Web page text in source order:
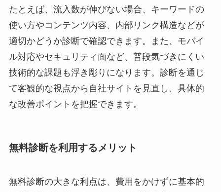
たとえば、流入数が伸びない場合、キーワードの
使い方やコンテンツ内容、内部リンク構造などが
適切かどうか診断で確認できます。また、モバイ
ル対応やセキュリティ面など、普段気づきにくい
技術的な課題も浮き彫りになります。診断を通じ
て客観的な視点から自社サイトを見直し、具体的
な改善ポイントを把握できます。
無料診断を利用するメリット
無料診断の大きな利点は、費用をかけずに基本的